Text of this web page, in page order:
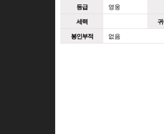
등급 영웅
세력 귀
봉인부적 없음